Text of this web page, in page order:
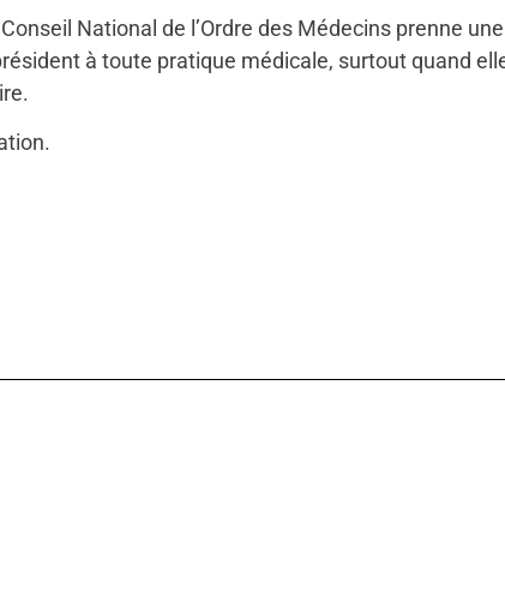
National de l’Ordre des Médecins prenne
à toute pratique médicale, surtout quand